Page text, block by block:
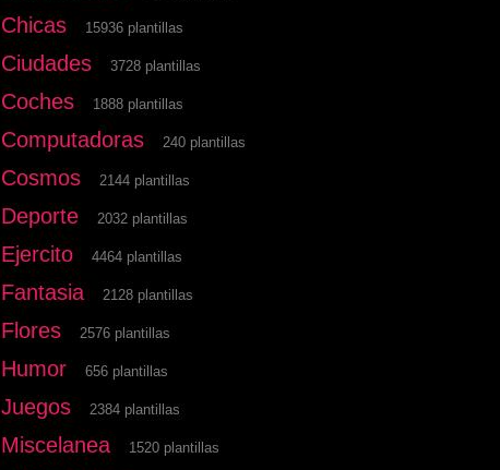
Chicas 15936 plantillas
Ciudades 3728 plantillas
Coches 1888 plantillas
Computadoras 240 plantillas
Cosmos 2144 plantillas
Deporte 2032 plantillas
Ejercito 4464 plantillas
Fantasia 2128 plantillas
Flores 2576 plantillas
Humor 656 plantillas
Juegos 2384 plantillas
Miscelanea 1520 plantillas